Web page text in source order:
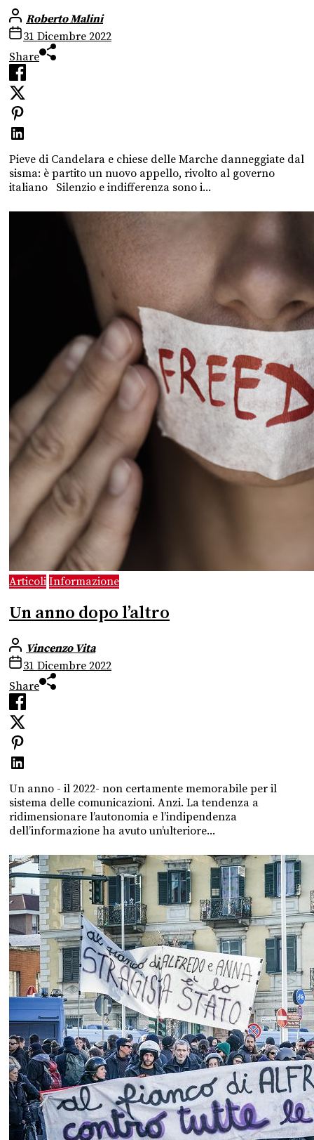
Roberto Malini
31 Dicembre 2022
Share
Pieve di Candelara e chiese delle Marche danneggiate dal
sisma: è partito un nuovo appello, rivolto al governo
italiano Silenzio e indifferenza sono i...
Articoli Informazione
Un anno dopo l’altro
Vincenzo Vita
31 Dicembre 2022
Share
Un anno - il 2022- non certamente memorabile per il
sistema delle comunicazioni. Anzi. La tendenza a
ridimensionare l’autonomia e l’indipendenza
dell’informazione ha avuto un’ulteriore...